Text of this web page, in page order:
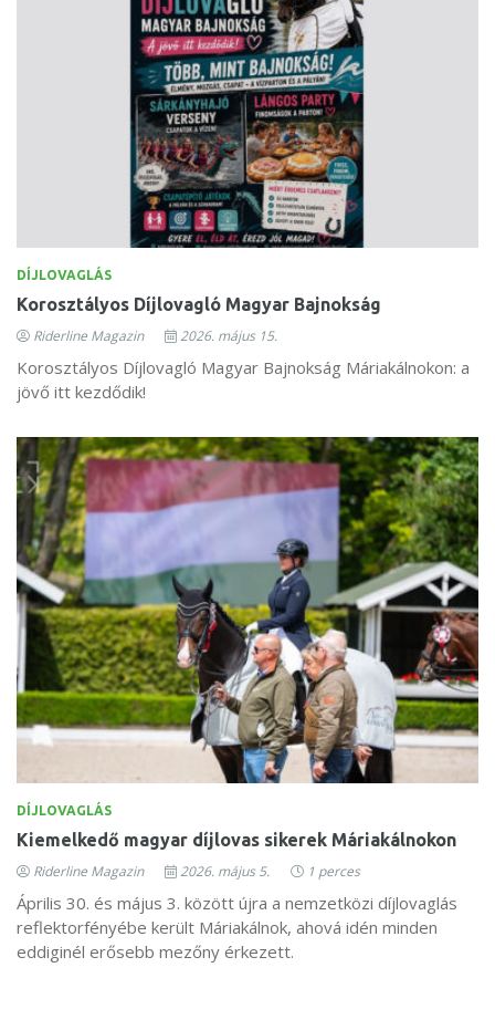
DÍJLOVAGLÁS
Korosztályos Díjlovagló Magyar Bajnokság
Riderline Magazin 2026. május 15.
Korosztályos Díjlovagló Magyar Bajnokság Máriakálnokon: a
jövő itt kezdődik!
DÍJLOVAGLÁS
Kiemelkedő magyar díjlovas sikerek Máriakálnokon
Riderline Magazin 2026. május 5. 1 perces
Április 30. és május 3. között újra a nemzetközi díjlovaglás
reflektorfényébe került Máriakálnok, ahová idén minden
eddiginél erősebb mezőny érkezett.